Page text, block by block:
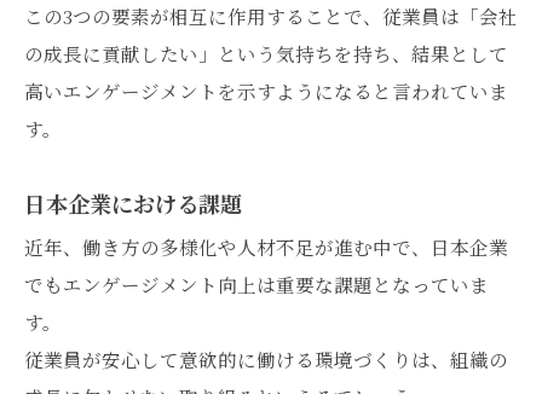
この3つの要素が相互に作用することで、従業員は「会社
の成長に貢献したい」という気持ちを持ち、結果として
高いエンゲージメントを示すようになると言われていま
す。
日本企業における課題
近年、働き方の多様化や人材不足が進む中で、日本企業
でもエンゲージメント向上は重要な課題となっていま
す。
従業員が安心して意欲的に働ける環境づくりは、組織の